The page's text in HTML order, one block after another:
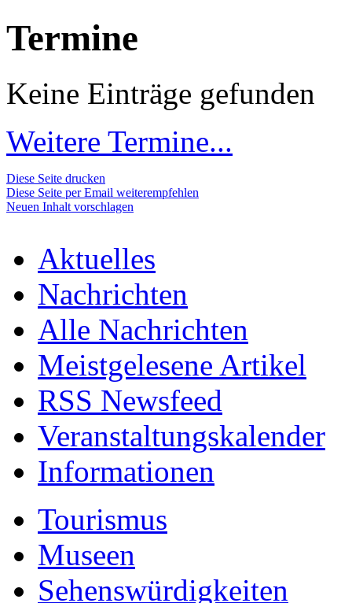
Termine
Keine Einträge gefunden
Weitere Termine...
Diese Seite drucken
Diese Seite per Email weiterempfehlen
Neuen Inhalt vorschlagen
Aktuelles
Nachrichten
Alle Nachrichten
Meistgelesene Artikel
RSS Newsfeed
Veranstaltungskalender
Informationen
Tourismus
Museen
Sehenswürdigkeiten